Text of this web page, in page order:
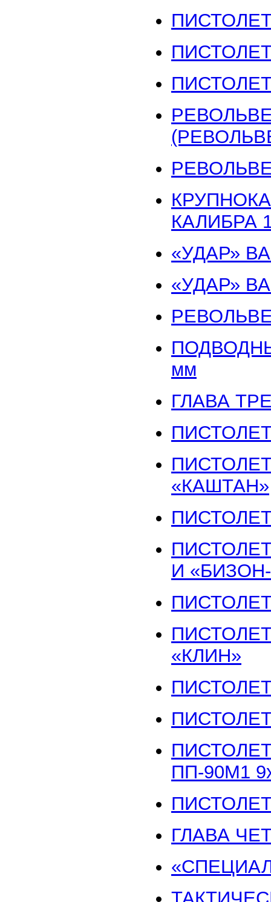
КАЛИБРА
«УДАР»
«УДАР»
мм
ГЛАВА
«КАШТАН»
И
«КЛИН»
ПП-90М1
ГЛАВА